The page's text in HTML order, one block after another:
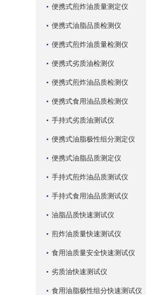
便携式煎炸油质量测定仪
便携式油脂品质检测仪
便携式煎炸油质量检测仪
便携式劣质油检测仪
便携式煎炸油品质检测仪
便携式食用油品质检测仪
手持式劣质油测试仪
便携式油脂极性组分测定仪
便携式油脂品质测定仪
手持式煎炸油品质测试仪
手持式食用油品质测试仪
油脂品质快速测试仪
煎炸油质量快速测试仪
食用油质量安全快速测试仪
劣质油快速测试仪
食用油脂极性组分快速测试仪